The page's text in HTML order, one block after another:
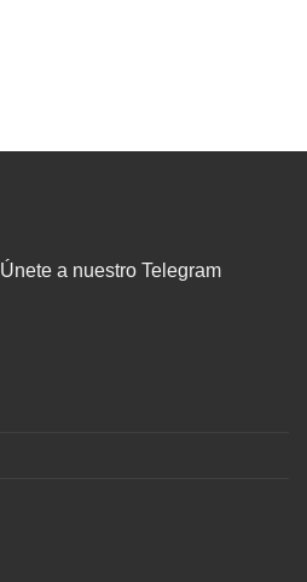
Únete a nuestro Telegram